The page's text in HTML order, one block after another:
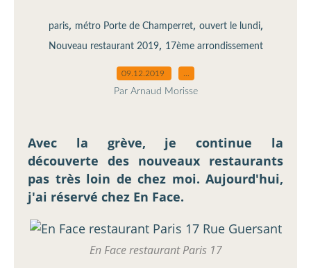
paris, métro Porte de Champerret, ouvert le lundi,
Nouveau restaurant 2019, 17ème arrondissement
09.12.2019
Par Arnaud Morisse
Avec la grève, je continue la
découverte des nouveaux restaurants
pas très loin de chez moi. Aujourd'hui,
j'ai réservé chez En Face.
En Face restaurant Paris 17